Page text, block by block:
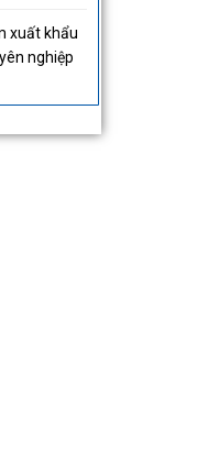
xuất khẩu
nghiệp